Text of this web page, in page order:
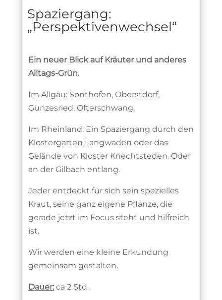
Spaziergang:
„Perspektivenwechsel“
Ein neuer Blick auf Kräuter und anderes
Alltags-Grün.
Im Allgäu: Sonthofen, Oberstdorf,
Gunzesried, Ofterschwang.
Im Rheinland: Ein Spaziergang durch den
Klostergarten Langwaden oder das
Gelände von Kloster Knechtsteden. Oder
an der Gilbach entlang.
Jeder entdeckt für sich sein spezielles
Kraut, seine ganz eigene Pflanze, die
gerade jetzt im Focus steht und hilfreich
ist.
Wir werden eine kleine Erkundung
gemeinsam gestalten.
Dauer:ca 2 Std.